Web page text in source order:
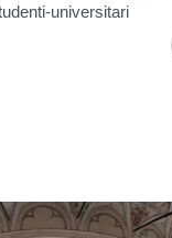
universitari